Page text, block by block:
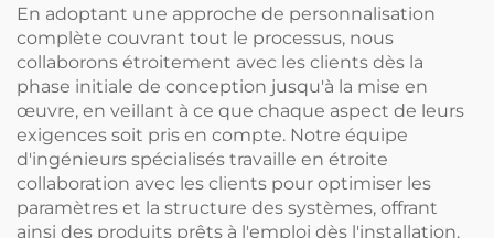
En adoptant une approche de personnalisation
complète couvrant tout le processus, nous
collaborons étroitement avec les clients dès la
phase initiale de conception jusqu'à la mise en
œuvre, en veillant à ce que chaque aspect de leurs
exigences soit pris en compte. Notre équipe
d'ingénieurs spécialisés travaille en étroite
collaboration avec les clients pour optimiser les
paramètres et la structure des systèmes, offrant
ainsi des produits prêts à l'emploi dès l'installation.